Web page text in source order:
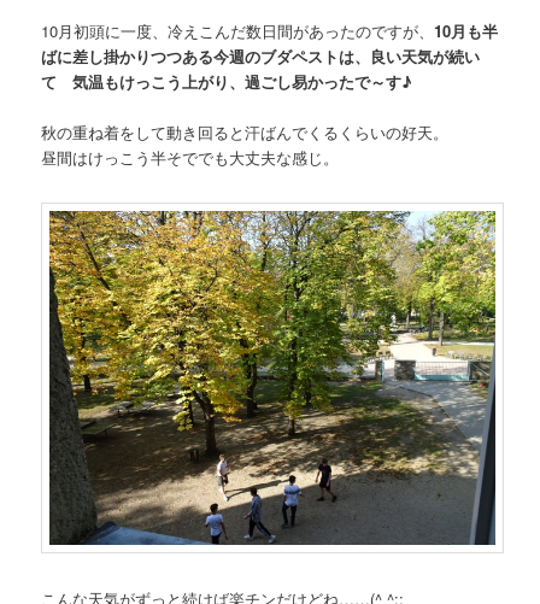
10月初頭に一度、冷えこんだ数日間があったのですが、10月も半
ばに差し掛かりつつある今週のブダペストは、良い天気が続い
て 気温もけっこう上がり、過ごし易かったで～す♪
秋の重ね着をして動き回ると汗ばんでくるくらいの好天。
昼間はけっこう半そででも大丈夫な感じ。
こんな天気がずっと続けば楽チンだけどね……(^ ^;;